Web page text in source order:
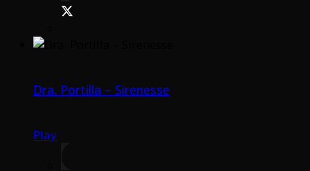
Dra. Portilla – Sirenesse
Play